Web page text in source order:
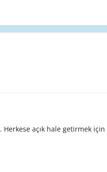
. Herkese açık hale getirmek için